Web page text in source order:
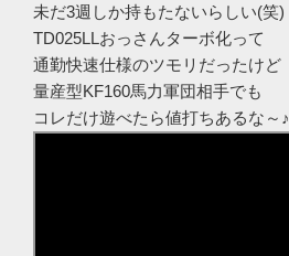
未だ3週しか持もたないらしい(笑)
TD025LLおっさんターボ化って
通勤快速仕様のツモリだったけど
量産型KF160馬力軍団相手でも
コレだけ遊べたら値打ちあるな～♪